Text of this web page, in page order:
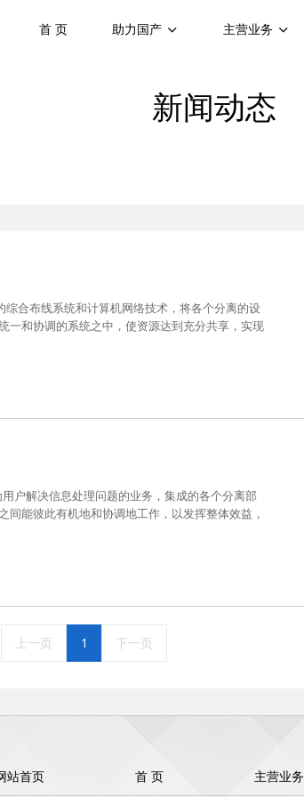
首 页 助力国产 主营业务
新闻动态
合布线系统和计算机网络技术，将各个分离的设
一和协调的系统之中，使资源达到充分共享，实现
户解决信息处理问题的业务，集成的各个分离部
能彼此有机地和协调地工作，以发挥整体效益，
上一页 1 下一页
站首页 首 页 主营业务